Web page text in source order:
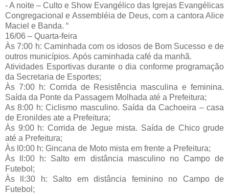
- A noite – Culto e Show Evangélico das Igrejas Evangélicas
Congregacional e Assembléia de Deus, com a cantora Alice
Maciel e Banda. “
16/06 – Quarta-feira
Às 7:00 h: Caminhada com os idosos de Bom Sucesso e de
outros municípios. Após caminhada café da manhã.
Atividades Esportivas durante o dia conforme programação
da Secretaria de Esportes;
Às 7:00 h: Corrida de Resistência masculina e feminina.
Saída da Ponte da Passagem Molhada até a Prefeitura;
As 8:00 h: Ciclismo masculino. Saída da Cachoeira – casa
de Eronildes ate a Prefeitura;
Às 9:00 h: Corrida de Jegue mista. Saída de Chico grude
até a Prefeitura;
Às l0:00 h: Gincana de Moto mista em frente a Prefeitura;
Às ll:00 h: Salto em distância masculino no Campo de
Futebol;
Às ll:30 h: Salto em distância feminino no Campo de
Futebol;